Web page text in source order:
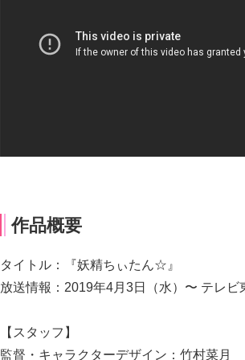
作品概要
タイトル：『妖精ちぃたん☆』
放送情報：2019年4月3日（水）〜 テレ
【スタッフ】
監督・キャラクターデザイン：竹村菜月